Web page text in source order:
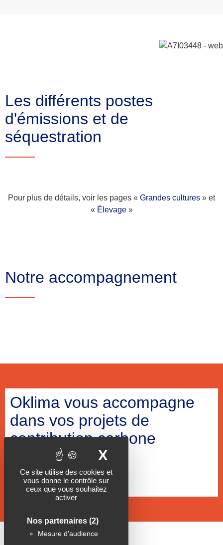
Ce site utilise des cookies et
vous donne le contrôle sur
ceux que vous souhaitez
activer
Nos partenaires (2)
Mesure d'audience
X
Les différents postes
d'émissions et de
séquestration​
Pour plus de détails, voir les pages « Grandes cultures » et
« Élevage»
Notre accompagnement
Oklima vous accompagne
dans vos projets de
contribution carbone